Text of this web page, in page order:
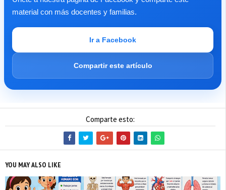
material con más docentes y familias.
Ir a Facebook
Compartir este artículo
Comparte esto:
YOU MAY ALSO LIKE